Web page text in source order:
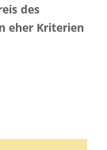
des
eher Kriterien